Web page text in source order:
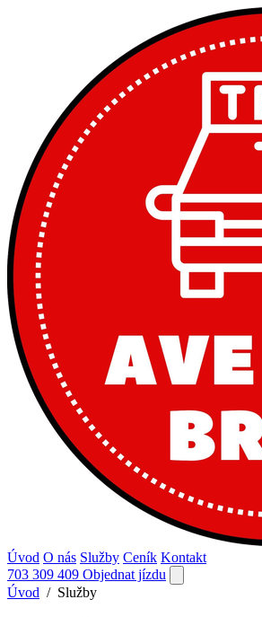
Úvod O nás Služby Ceník Kontakt
703 309 409 Objednat jízdu
Úvod / Služby